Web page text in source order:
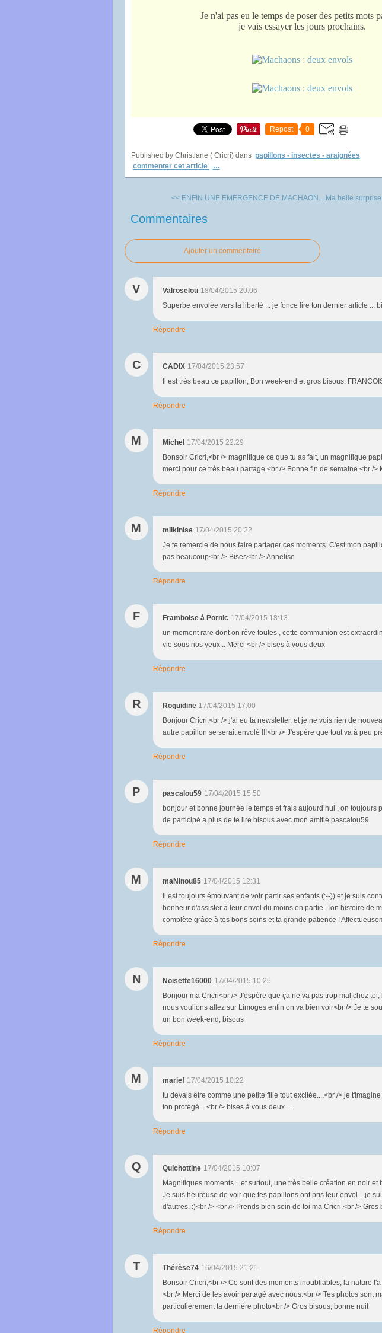
Je n'ai pas eu le temps de poser des petits mots
je vais essayer les jours prochains.
Repost 0
Published by Christiane ( Cricri) dans papillons - insectes - araignées
commenter cet article
…
<< ENFIN UNE EMERGENCE DE MACHAON... Ma belle
Commentaires
Ajouter un commentaire
V Valroselou 18/04/2015 20:06
Superbe envolée vers la liberté ... je fonce lire ton dernier article ...
Répondre
C CADIX 17/04/2015 23:57
Il est très beau ce papillon, Bon week-end et gros bisous.
Répondre
M Michel 17/04/2015 22:29
Bonsoir Cricri,<br /> magnifique ce que tu as fait, un magnifique
merci pour ce très beau partage.<br /> Bonne fin de semaine.<br />
Répondre
M milkinise 17/04/2015 20:22
Je te remercie de nous faire partager ces moments. C'est mon
pas beaucoup<br /> Bises<br /> Annelise
Répondre
F Framboise à Pornic 17/04/2015 18:13
un moment rare dont on rêve toutes , cette communion est
vie sous nos yeux .. Merci <br /> bises à vous deux
Répondre
R Roguidine 17/04/2015 17:00
Bonjour Cricri,<br /> j'ai eu ta newsletter, et je ne vois rien de
autre papillon se serait envolé !!!<br /> J'espère que tout va à peu
Répondre
P pascalou59 17/04/2015 15:50
bonjour et bonne journée le temps et frais aujourd’hui , on toujours
de participé a plus de te lire bisous avec mon amitié pascalou59
Répondre
M maNinou85 17/04/2015 12:31
Il est toujours émouvant de voir partir ses enfants (:--)) et je suis
bonheur d'assister à leur envol du moins en partie. Ton histoire de
complète grâce à tes bons soins et ta grande patience !
Répondre
N Noisette16000 17/04/2015 10:25
Bonjour ma Cricri<br /> J'espère que ça ne va pas trop mal chez
nous voulions allez sur Limoges enfin on va bien voir<br /> Je te
un bon week-end, bisous
Répondre
M marief 17/04/2015 10:22
tu devais être comme une petite fille tout excitée....<br /> je
ton protégé....<br /> bises à vous deux....
Répondre
Q Quichottine 17/04/2015 10:07
Magnifiques moments... et surtout, une très belle création en noir et
Je suis heureuse de voir que tes papillons ont pris leur envol... je
d'autres. :)<br /> <br /> Prends bien soin de toi ma Cricri.<br /> Gros
Répondre
T Thérèse74 16/04/2015 21:21
Bonsoir Cricri,<br /> Ce sont des moments inoubliables, la nature
<br /> Merci de les avoir partagé avec nous.<br /> Tes photos sont
particulièrement ta dernière photo<br /> Gros bisous, bonne nuit
Répondre